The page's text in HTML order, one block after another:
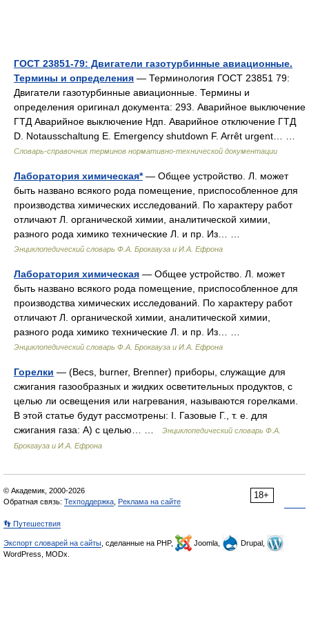
ГОСТ 23851-79: Двигатели газотурбинные авиационные.
Термины и определения — Терминология ГОСТ 23851 79:
Двигатели газотурбинные авиационные. Термины и
определения оригинал документа: 293. Аварийное выключение
ГТД Аварийное выключение Ндп. Аварийное отключение ГТД
D. Notausschaltung Е. Emergency shutdown F. Arrêt urgent… …
Словарь-справочник терминов нормативно-технической документации
Лаборатория химическая*— Общее устройство. Л. может
быть названо всякого рода помещение, приспособленное для
производства химических исследований. По характеру работ
отличают Л. органической химии, аналитической химии,
разного рода химико технические Л. и пр. Из… …
Энциклопедический словарь Ф.А. Брокгауза и И.А. Ефрона
Лаборатория химическая — Общее устройство. Л. может
быть названо всякого рода помещение, приспособленное для
производства химических исследований. По характеру работ
отличают Л. органической химии, аналитической химии,
разного рода химико технические Л. и пр. Из… …
Энциклопедический словарь Ф.А. Брокгауза и И.А. Ефрона
Горелки — (Becs, burner, Brenner) приборы, служащие для
сжигания газообразных и жидких осветительных продуктов, с
целью ли освещения или нагревания, называются горелками.
В этой статье будут рассмотрены: I. Газовые Г., т. е. для
сжигания газа: А) с целью… …
Энциклопедический словарь Ф.А.
Брокгауза и И.А. Ефрона
18+
© Академик, 2000-2026
Обратная связь: Техподдержка Реклама на сайте
👣 Путешествия
Экспорт словарей на сайты , сделанные на PHP, Joomla,
Drupal,
WordPress, MODx.